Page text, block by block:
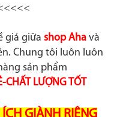
giá giữa shop Ahavà
Chung tôi luôn luôn
sản phẩm
CHẤT LƯỢNG TỐT